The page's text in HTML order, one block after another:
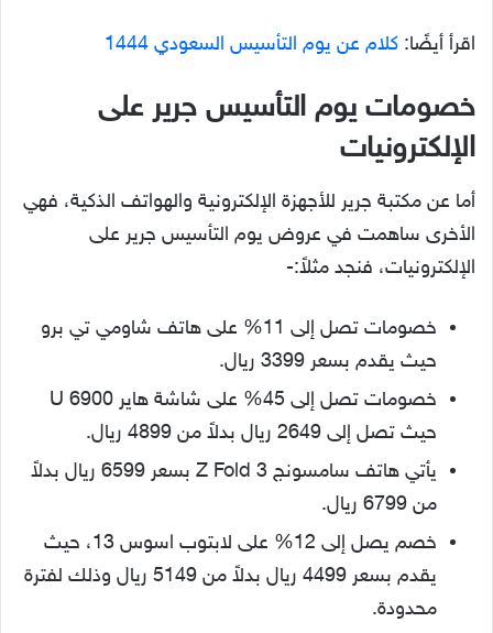
اقرأ أيضًا: كلام عن يوم التأسيس السعودي 1444
خصومات يوم التأسيس جرير على
الإلكترونيات
أما عن مكتبة جرير للأجهزة الإلكترونية والهواتف الذكية، فهي
الأخرى ساهمت في عروض يوم التأسيس جرير على
الإلكترونيات، فنجد مثلاً:-
خصومات تصل إلى 11% على هاتف شاومي تي برو
حيث يقدم بسعر 3399 ريال.
خصومات تصل إلى 45% على شاشة هاير U 6900
حيث تصل إلى 2649 ريال بدلاً من 4899 ريال.
يأتي هاتف سامسونج Z Fold 3 بسعر 6599 ريال بدلاً
من 6799 ريال.
خصم يصل إلى 12% على لابتوب اسوس 13، حيث
يقدم بسعر 4499 ريال بدلاً من 5149 ريال وذلك لفترة
محدودة.